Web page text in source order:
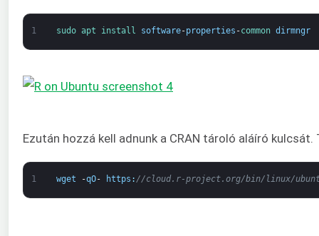
1 sudo apt install software-properties -common dirmngr
Ezután hozzá kell adnunk a CRAN tároló aláíró
1 wget -qO- https : //cloud.r-project.org/bin/linux/